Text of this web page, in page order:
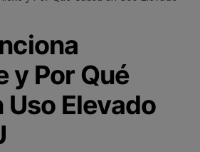
y Por Qué
Uso Elevado